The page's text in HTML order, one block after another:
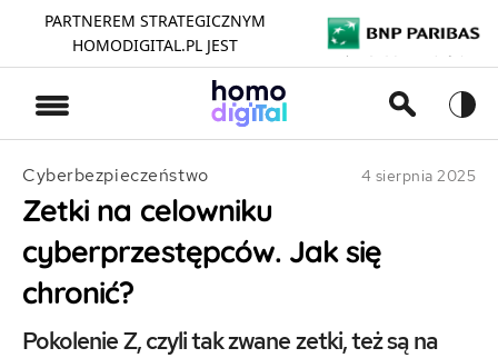
PARTNEREM STRATEGICZNYM
HOMODIGITAL.PL JEST
>
Cyberbezpieczeństwo 4 sierpnia 2025
Zetki na celowniku
cyberprzestępców. Jak się
chronić?
Pokolenie Z, czyli tak zwane zetki, też są na